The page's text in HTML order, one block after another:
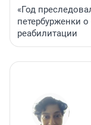
«Год
петербурженки
реабилитации